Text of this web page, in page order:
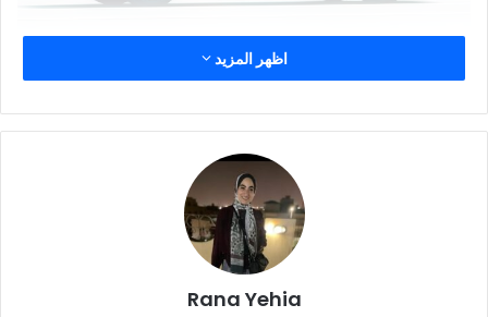
وخلال الندوة، عرضت شركة اتش بي أحدث سلسلة طابعات اتش بي
تمكن مقدمي خدمات الطباعة من توسيع نطاق تطبيقاتهم ومعالجة
فرص السوق الجديدة. وانصب التركيز الرئيسي على الحبر الأبيض
اتجاهات التصميم الناشئة والطلب المتزايد على التطبيقات المتميزة
اظهر المزيد
Rana Yehia